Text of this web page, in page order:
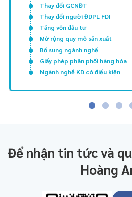
Thay đổi GCNĐT
Thay đổi người ĐDPL FDI
Tăng vốn đầu tư
Mở rộng quy mô sản xuất
Bổ sung ngành nghề
Giấy phép phân phối hàng hóa
Ngành nghề KD có điều kiện
Để nhận tin tức và
Hoàng